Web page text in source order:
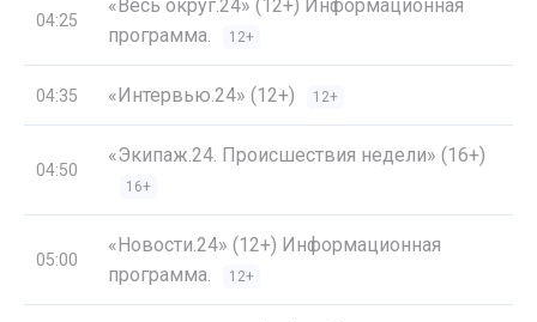
04:25
«Весь округ.24» (12+) Информационная
программа.
12+
04:35 «Интервью.24» (12+) 12+
04:50
«Экипаж.24. Происшествия недели» (16+)
16+
05:00
«Новости.24» (12+) Информационная
программа.
12+